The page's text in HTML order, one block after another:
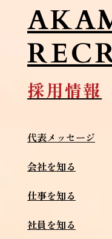
採用情報
代表メッセージ
会社を知る
仕事を知る
社員を知る